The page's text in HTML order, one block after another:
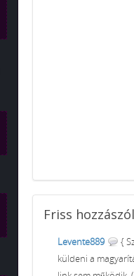
Friss
Levente889
{
küldeni a